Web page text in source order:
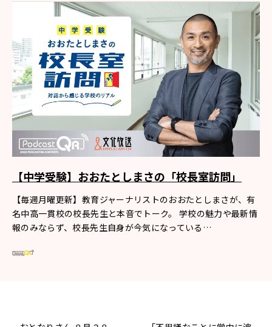
【中学受験】おおたとしまさの「校長室訪問」
【毎週月曜更新】教育ジャーナリストのおおたとしまさが、有
名中高一貫校の校長先生と本音でトーク。 学校の魅力や最新情
報のみならず、校長先生自身が今気になっている…